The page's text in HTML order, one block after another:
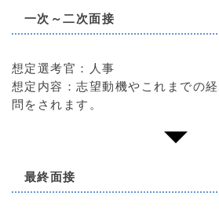
一次～二次面接
想定選考官：人事
想定内容：志望動機やこれまでの
問をされます。
最終面接